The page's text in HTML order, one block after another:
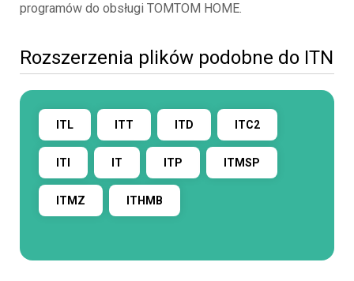
programów do obsługi TOMTOM HOME.
Rozszerzenia plików podobne do ITN
ITL ITT ITD ITC2
ITI IT ITP ITMSP
ITMZ ITHMB